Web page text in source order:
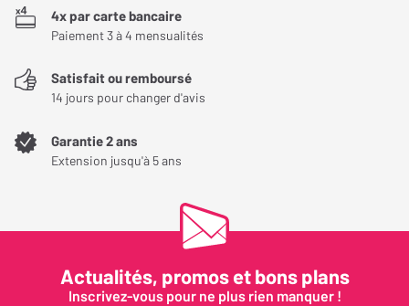
4x par carte bancaire
Paiement 3 à 4 mensualités
Satisfait ou remboursé
14 jours pour changer d'avis
Garantie 2 ans
Extension jusqu'à 5 ans
Actualités, promos et bons plans
Inscrivez-vous pour ne plus rien manquer !